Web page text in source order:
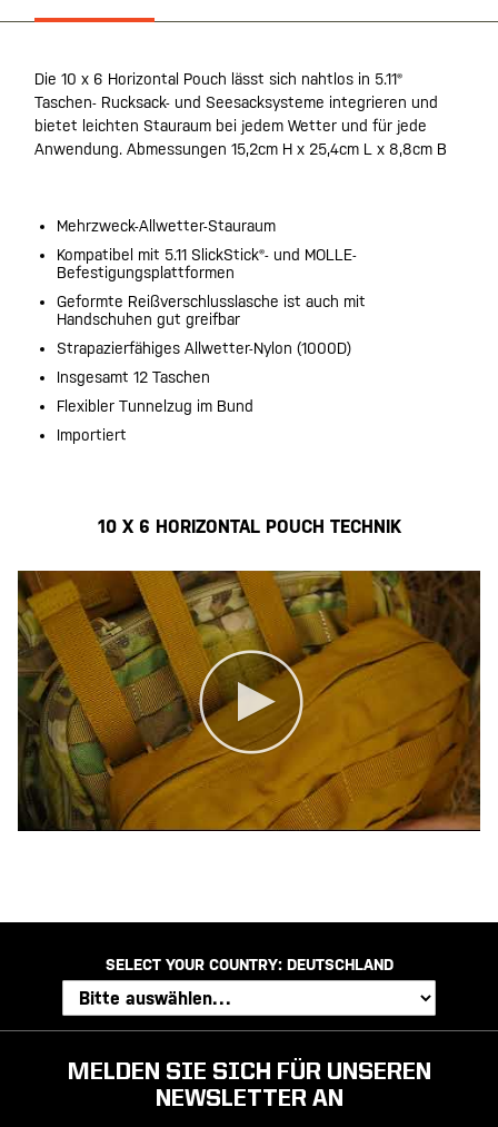
Die 10 x 6 Horizontal Pouch lässt sich nahtlos in 5.11®
Taschen- Rucksack- und Seesacksysteme integrieren und
bietet leichten Stauraum bei jedem Wetter und für jede
Anwendung. Abmessungen 15,2cm H x 25,4cm L x 8,8cm B
Mehrzweck-Allwetter-Stauraum
Kompatibel mit 5.11 SlickStick®- und MOLLE-
Befestigungsplattformen
Geformte Reißverschlusslasche ist auch mit
Handschuhen gut greifbar
Strapazierfähiges Allwetter-Nylon (1000D)
Insgesamt 12 Taschen
Flexibler Tunnelzug im Bund
Importiert
10 X 6 HORIZONTAL POUCH TECHNIK
SELECT YOUR COUNTRY: DEUTSCHLAND
MELDEN SIE SICH FÜR UNSEREN
NEWSLETTER AN